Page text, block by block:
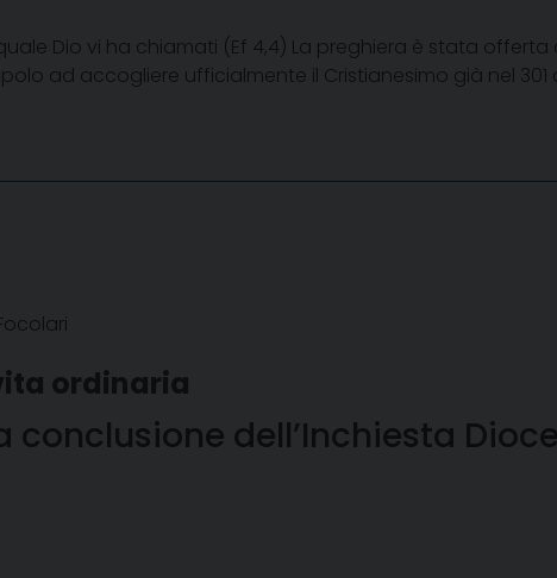
Dio vi ha chiamati (Ef 4,4) La preghiera è stata
ad accogliere ufficialmente il Cristianesimo già nel 301
ordinaria
conclusione dell’Inchiesta